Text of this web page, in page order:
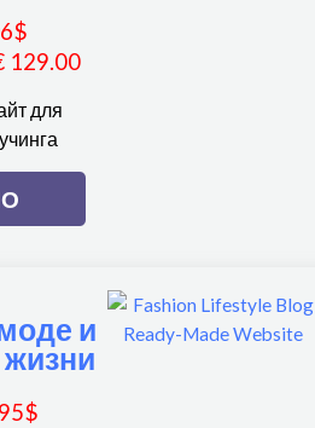
$
129.00
для
и
жизни
$